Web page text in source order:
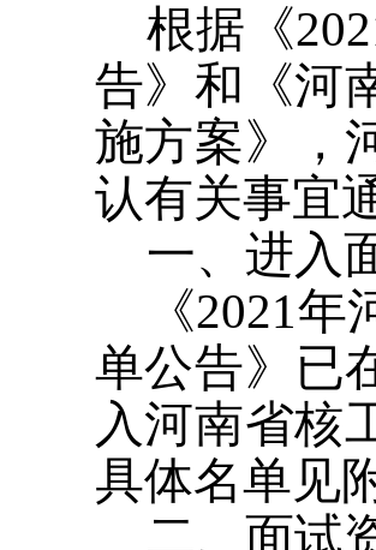
根据《
告》和《河
施方案》，
认有关事宜
一、进入
《2021
单公告》已
入河南省核
具体名单见
二、面试